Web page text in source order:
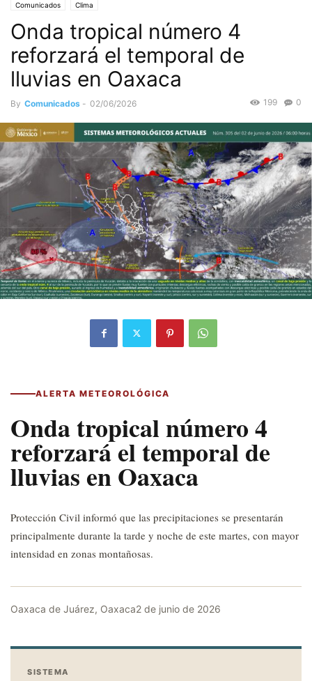
Comunicados Clima
Onda tropical número 4
reforzará el temporal de
lluvias en Oaxaca
By Comunicados - 02/06/2026 0
199
ALERTA METEOROLÓGICA
Onda tropical número 4
reforzará el temporal de
lluvias en Oaxaca
Protección Civil informó que las precipitaciones se presentarán
principalmente durante la tarde y noche de este martes, con mayor
intensidad en zonas montañosas.
Oaxaca de Juárez, Oaxaca2 de junio de 2026
SISTEMA